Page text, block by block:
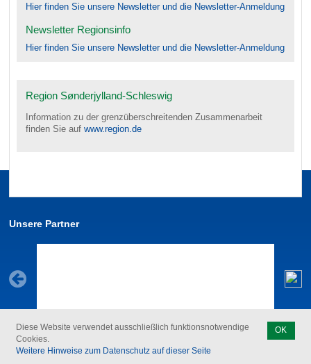
Hier finden Sie unsere Newsletter und die Newsletter-Anmeldung
Newsletter Regionsinfo
Hier finden Sie unsere Newsletter und die Newsletter-Anmeldung
Region Sønderjylland-Schleswig
Information zu der grenzüberschreitenden Zusammenarbeit
finden Sie auf www.region.de
Unsere Partner
Kontakt Feedback zur Barrierefreiheit Datenschutz
OK
Diese Website verwendet ausschließlich funktionsnotwendige
Cookies.
Weitere Hinweise zum Datenschutz auf dieser Seite